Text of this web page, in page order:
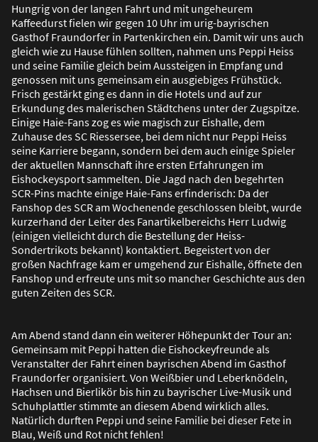
Hungrig von der langen Fahrt und mit ungeheurem
Kaffeedurst fielen wir gegen 10 Uhr im urig-bayrischen
Gasthof Fraundorfer in Partenkirchen ein. Damit wir uns auch
gleich wie zu Hause fühlen sollten, nahmen uns Peppi Heiss
und seine Familie gleich beim Aussteigen in Empfang und
genossen mit uns gemeinsam ein ausgiebiges Frühstück.
Frisch gestärkt ging es dann in die Hotels und auf zur
Erkundung des malerischen Städtchens unter der Zugspitze.
Einige Haie-Fans zog es wie magisch zur Eishalle, dem
Zuhause des SC Riessersee, bei dem nicht nur Peppi Heiss
seine Karriere begann, sondern bei dem auch einige Spieler
der aktuellen Mannschaft ihre ersten Erfahrungen im
Eishockeysport sammelten. Die Jagd nach den begehrten
SCR-Pins machte einige Haie-Fans erfinderisch: Da der
Fanshop des SCR am Wochenende geschlossen bleibt, wurde
kurzerhand der Leiter des Fanartikelbereichs Herr Ludwig
(einigen vielleicht durch die Bestellung der Heiss-
Sondertrikots bekannt) kontaktiert. Begeistert von der
großen Nachfrage kam er umgehend zur Eishalle, öffnete den
Fanshop und erfreute uns mit so mancher Geschichte aus den
guten Zeiten des SCR.
Am Abend stand dann ein weiterer Höhepunkt der Tour an:
Gemeinsam mit Peppi hatten die Eishockeyfreunde als
Veranstalter der Fahrt einen bayrischen Abend im Gasthof
Fraundorfer organisiert. Von Weißbier und Leberknödeln,
Hachsen und Bierlikör bis hin zu bayrischer Live-Musik und
Schuhplattler stimmte an diesem Abend wirklich alles.
Natürlich durften Peppi und seine Familie bei dieser Fete in
Blau, Weiß und Rot nicht fehlen!